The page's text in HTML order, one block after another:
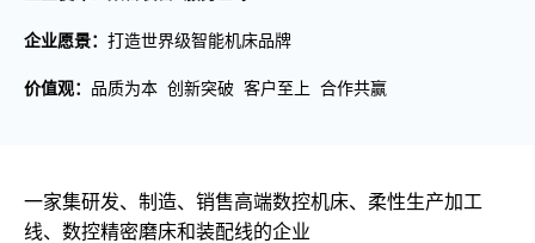
企业愿景： 打造世界级智能机床品牌
价值观： 品质为本 创新突破 客户至上 合作共赢
一家集研发、制造、销售高端数控机床、柔性生产加工
线、数控精密磨床和装配线的企业